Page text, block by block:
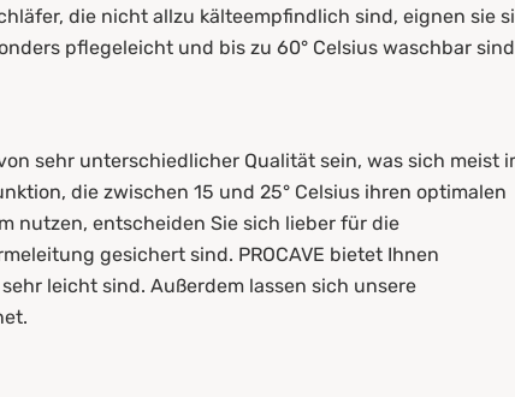
die nicht allzu kälteempfindlich sind, eignen sie
pflegeleicht und bis zu 60° Celsius waschbar
sehr unterschiedlicher Qualität sein, was sich meist
die zwischen 15 und 25° Celsius ihren optimalen
nutzen, entscheiden Sie sich lieber für die
gesichert sind. PROCAVE bietet Ihnen
leicht sind. Außerdem lassen sich unsere